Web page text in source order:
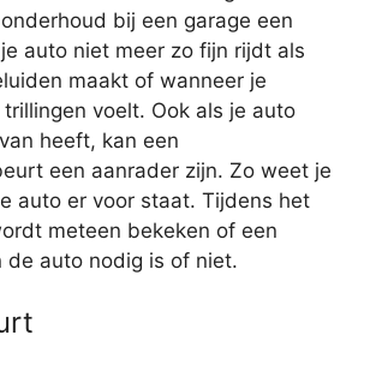
bij een garage een
auto niet meer zo fijn rijdt als
maakt of wanneer je
voelt. Ook als je auto
heeft, kan een
een aanrader zijn. Zo weet je
auto er voor staat. Tijdens het
meteen bekeken of een
de auto nodig is of niet.